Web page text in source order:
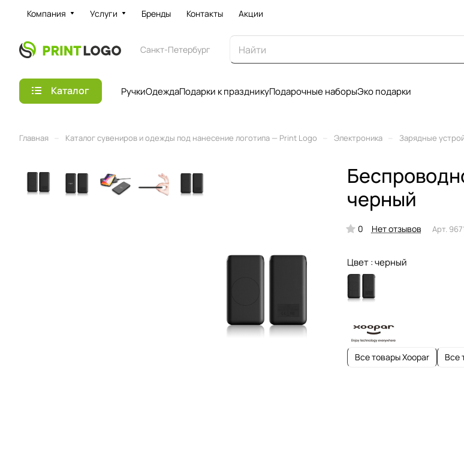
Компания Услуги Бренды Контакты Акции
Санкт-Петербург
Каталог РучкиОдеждаПодарки к праздникуПодарочные наборыЭко подарки
Главная Каталог сувениров и одежды под нанесение логотипа — Print Logo Электроника Зарядные
черный
0 Нет отзывов Арт.
Цвет :черный
Все товары Xoopar Все